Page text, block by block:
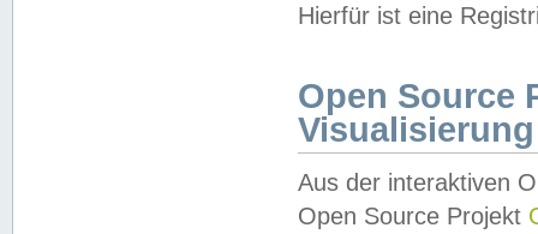
Hierfür ist eine
Open Source
Visualisierung
Aus der interaktiven
Open Source Projekt